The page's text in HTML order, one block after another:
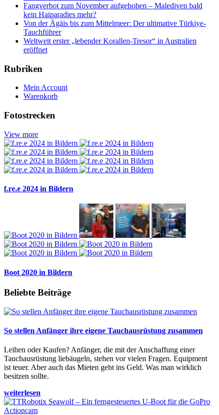
Fangverbot zum November aufgehoben – Malediven bald
kein Haiparadies mehr?
Von der Ägäis bis zum Mittelmeer: Der ultimative Türkiye-
Tauchführer
Weltweit erster „lebender Korallen-Tresor“ in Australien
eröffnet
Rubriken
Mein Account
Warenkorb
Fotostrecken
View more
f.re.e 2024 in Bildern
Boot 2020 in Bildern
Beliebte Beiträge
So stellen Anfänger ihre eigene Tauchausrüstung zusammen
Leihen oder Kaufen? Anfänger, die mit der Anschaffung einer
Tauchausrüstung liebäugeln, stehen vor vielen Fragen. Equipment
ist teuer. Aber auch das Mieten geht ins Geld. Was man wirklich
besitzen sollte.
weiterlesen